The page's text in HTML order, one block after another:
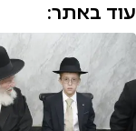
עוד באתר: